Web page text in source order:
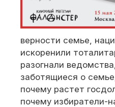
верности семье,
искоренили
разогнали
заботящиеся о
почему растет
почему избиратели-